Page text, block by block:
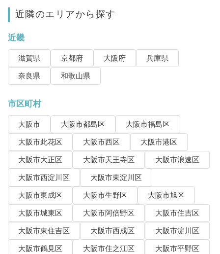
近隣のエリアから探す
近畿
滋賀県 京都府 大阪府
兵庫県
奈良県
和歌山県
市区町村
大阪市 大阪市都島区
大阪市福島区
大阪市此花区
大阪市西区
大阪市港区
大阪市大正区
大阪市天王寺区
大阪市浪速区
大阪市西淀川区
大阪市東淀川区
大阪市東成区
大阪市生野区
大阪市旭区
大阪市城東区
大阪市阿倍野区
大阪市住吉区
大阪市東住吉区
大阪市西成区
大阪市淀川区
大阪市鶴見区
大阪市住之江区
大阪市平野区